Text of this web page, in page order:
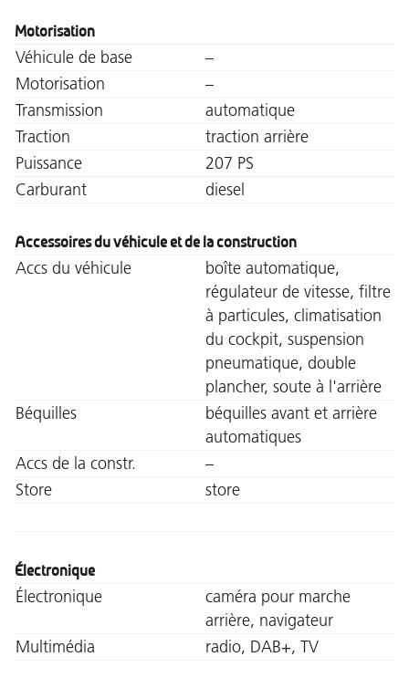
Motorisation
Véhicule de base
–
Motorisation
–
Transmission
automatique
Traction
traction arrière
Puissance
207 PS
Carburant
diesel
Accessoires du véhicule et de la construction
Accs du véhicule
boîte automatique,
régulateur de vitesse, filtre
à particules, climatisation
du cockpit, suspension
pneumatique, double
plancher, soute à l'arrière
Béquilles
béquilles avant et arrière
automatiques
Accs de la constr.
–
Store
store
Électronique
Électronique
caméra pour marche
arrière, navigateur
Multimédia
radio, DAB+, TV